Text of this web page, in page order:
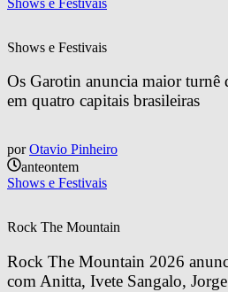
Shows e Festivais
Os Garotin anuncia maior turnê
em quatro capitais brasileiras
por Otavio Pinheiro
anteontem
Shows e Festivais
Rock The Mountain
Rock The Mountain 2026
com Anitta, Ivete Sangalo,